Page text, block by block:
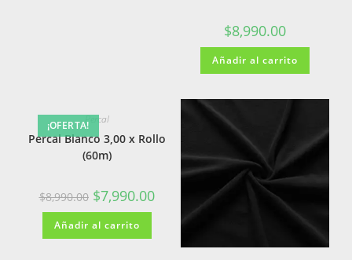
$8,990.00
Añadir al carrito
¡OFERTA!Percal
Percal Blanco 3,00 x Rollo
(60m)
$8,990.00 $7,990.00
Añadir al carrito